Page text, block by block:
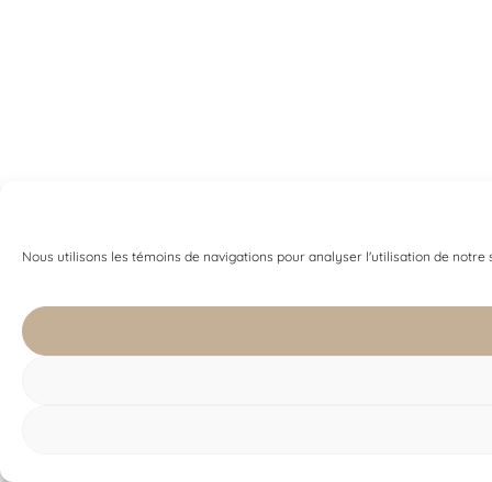
Nous utilisons les témoins de navigations pour analyser l'utilisation de